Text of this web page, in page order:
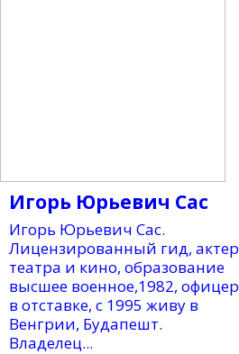
Игорь Юрьевич Сас
Игорь Юрьевич Сас.
Лицензированный гид, актер
театра и кино, образование
высшее военное,1982, офицер
в отставке, с 1995 живу в
Венгрии, Будапешт.
Владелец...